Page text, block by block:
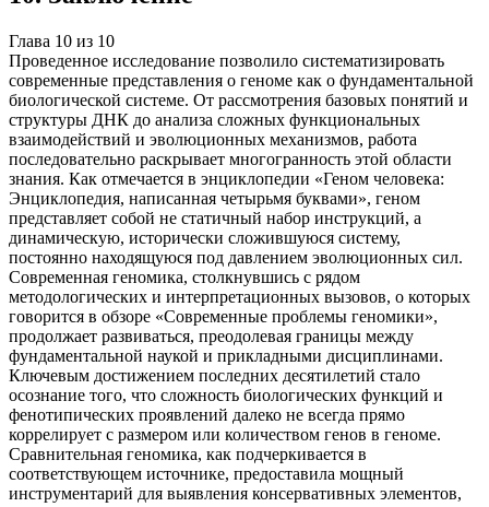
Глава 10 из 10
Проведенное исследование позволило систематизировать
современные представления о геноме как о фундаментальной
биологической системе. От рассмотрения базовых понятий и
структуры ДНК до анализа сложных функциональных
взаимодействий и эволюционных механизмов, работа
последовательно раскрывает многогранность этой области
знания. Как отмечается в энциклопедии «Геном человека:
Энциклопедия, написанная четырьмя буквами», геном
представляет собой не статичный набор инструкций, а
динамическую, исторически сложившуюся систему,
постоянно находящуюся под давлением эволюционных сил.
Современная геномика, столкнувшись с рядом
методологических и интерпретационных вызовов, о которых
говорится в обзоре «Современные проблемы геномики»,
продолжает развиваться, преодолевая границы между
фундаментальной наукой и прикладными дисциплинами.
Ключевым достижением последних десятилетий стало
осознание того, что сложность биологических функций и
фенотипических проявлений далеко не всегда прямо
коррелирует с размером или количеством генов в геноме.
Сравнительная геномика, как подчеркивается в
соответствующем источнике, предоставила мощный
инструментарий для выявления консервативных элементов,